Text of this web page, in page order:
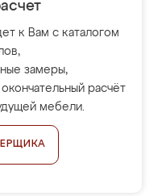
к Вам с каталогом
замеры,
расчёт
мебели.